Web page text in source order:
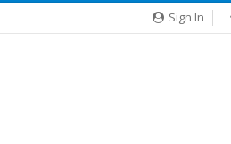
Sign In